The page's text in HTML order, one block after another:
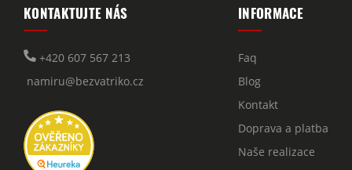
KONTAKTUJTE NÁS
+420 607 567 213
namiru@bezvatriko.cz
INFORMACE
Faq
Blog
Kontakt
Doprava a platba
Naše realizace